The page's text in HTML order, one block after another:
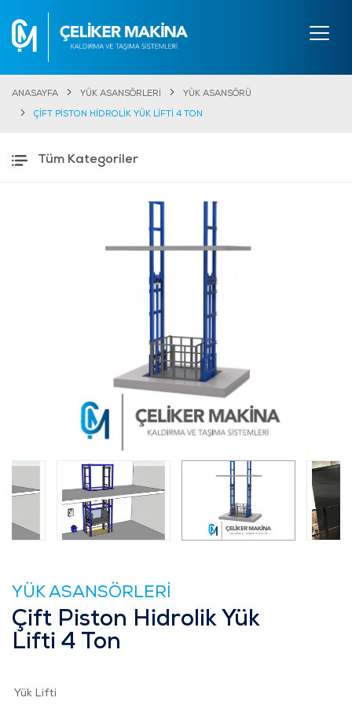
ANASAYFA YÜK ASANSÖRLERİ YÜK ASANSÖRÜ
ÇİFT PİSTON HİDROLİK YÜK LİFTİ 4 TON
Tüm Kategoriler
YÜK ASANSÖRLERİ
Çift Piston Hidrolik Yük
Lifti 4 Ton
Yük Lifti